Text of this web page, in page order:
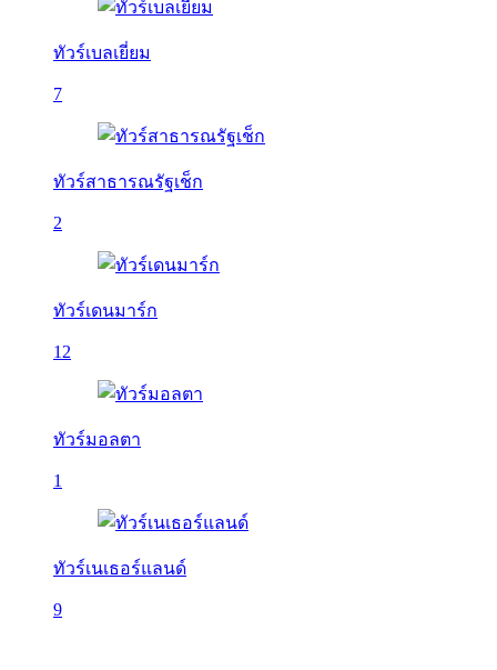
ทัวร์เบลเยี่ยม
7
ทัวร์สาธารณรัฐเช็ก
2
ทัวร์เดนมาร์ก
12
ทัวร์มอลตา
1
ทัวร์เนเธอร์แลนด์
9